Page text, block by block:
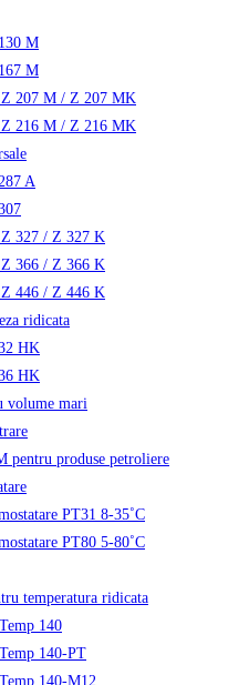
M
M
Z 207 M / Z 207 MK
Z 216 M / Z 216 MK
A
327 / Z 327 K
366 / Z 366 K
446 / Z 446 K
ridicata
HK
HK
volume mari
pentru produse petroliere
PT31 8-35˚C
PT80 5-80˚C
temperatura ridicata
140
140-PT
140-M12